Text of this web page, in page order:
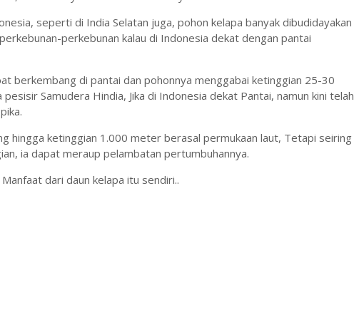
seperti di India Selatan juga, pohon kelapa banyak dibudidayakan
perkebunan kalau di Indonesia dekat dengan pantai
berkembang di pantai dan pohonnya menggabai ketinggian 25-30
Samudera Hindia, Jika di Indonesia dekat Pantai, namun kini telah
hingga ketinggian 1.000 meter berasal permukaan laut, Tetapi seiring
ia dapat meraup pelambatan pertumbuhannya.
dari daun kelapa itu sendiri..